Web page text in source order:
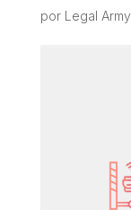
por Legal Army